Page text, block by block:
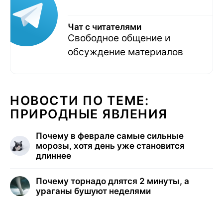
Чат с читателями
Свободное общение и
обсуждение материалов
НОВОСТИ ПО ТЕМЕ:
ПРИРОДНЫЕ ЯВЛЕНИЯ
Почему в феврале самые сильные
морозы, хотя день уже становится
длиннее
Почему торнадо длятся 2 минуты, а
ураганы бушуют неделями